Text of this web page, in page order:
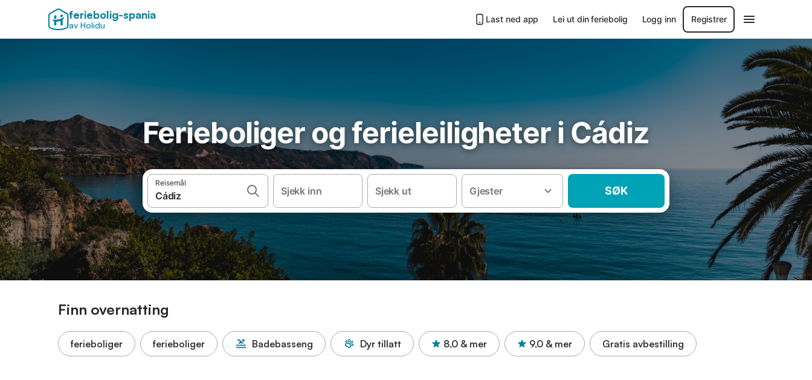
feriebolig-spania
av Holidu
Last ned app Lei ut din feriebolig Logg inn Registrer
Ferieboliger og ferieleiligheter i Cádiz
Reisemål
Sjekk inn Sjekk ut Gjester SØK
Finn overnatting
ferieboliger ferieboliger Badebasseng Dyr tillatt 8,0 & mer 9,0 & mer Gratis avbestilling